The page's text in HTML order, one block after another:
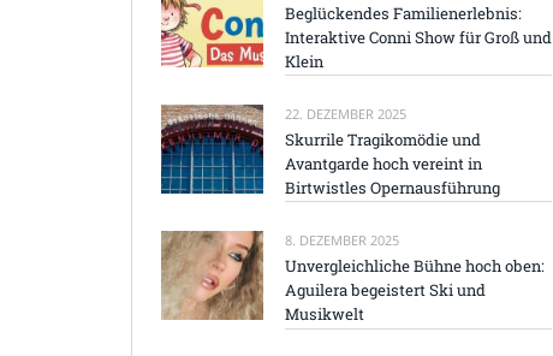
Beglückendes Familienerlebnis:
Interaktive Conni Show für Groß und
Klein
22. DEZEMBER 2025
Skurrile Tragikomödie und
Avantgarde hoch vereint in
Birtwistles Opernausführung
8. DEZEMBER 2025
Unvergleichliche Bühne hoch oben:
Aguilera begeistert Ski und
Musikwelt